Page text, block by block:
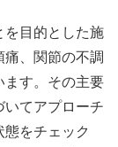
を目的とした施
、関節の不調
ます。その主要
いてアプローチ
をチェック